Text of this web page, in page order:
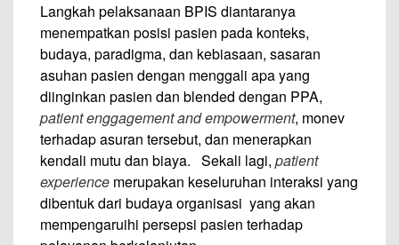
Langkah pelaksanaan BPIS diantaranya
menempatkan posisi pasien pada konteks,
budaya, paradigma, dan kebiasaan, sasaran
asuhan pasien dengan menggali apa yang
diinginkan pasien dan blended dengan PPA,
patient enggagement and empowerment, monev
terhadap asuran tersebut, dan menerapkan
kendali mutu dan biaya. Sekali lagi, patient
experience merupakan keseluruhan interaksi yang
dibentuk dari budaya organisasi yang akan
mempengaruihi persepsi pasien terhadap